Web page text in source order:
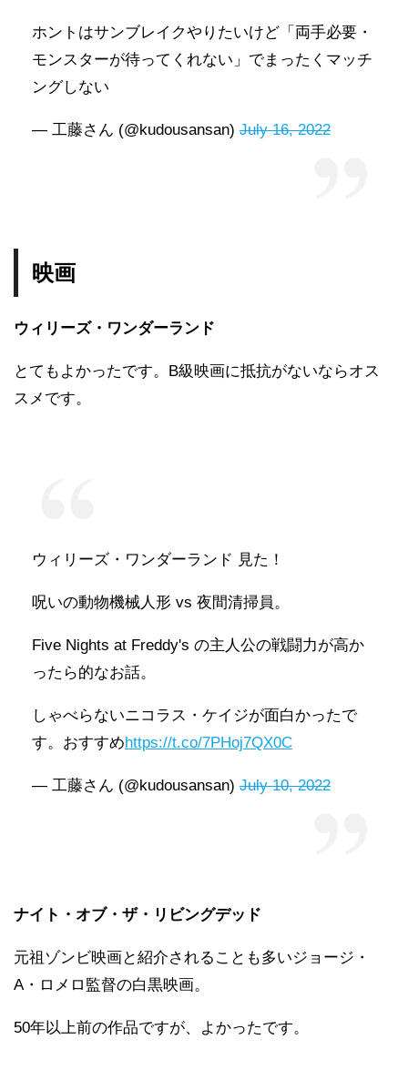
ホントはサンブレイクやりたいけど「両手必要・
モンスターが待ってくれない」でまったくマッチ
ングしない
— 工藤さん (@kudousansan) July 16, 2022
映画
ウィリーズ・ワンダーランド
とてもよかったです。B級映画に抵抗がないならオス
スメです。
ウィリーズ・ワンダーランド 見た！
呪いの動物機械人形 vs 夜間清掃員。
Five Nights at Freddy's の主人公の戦闘力が高か
ったら的なお話。
しゃべらないニコラス・ケイジが面白かったで
す。おすすめhttps://t.co/7PHoj7QX0C
— 工藤さん (@kudousansan) July 10, 2022
ナイト・オブ・ザ・リビングデッド
元祖ゾンビ映画と紹介されることも多いジョージ・
A・ロメロ監督の白黒映画。
50年以上前の作品ですが、よかったです。